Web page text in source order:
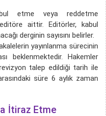
etme veya reddetme
aittir. Editörler, kabul
derginin sayısını belirler.
yayınlanma sürecinin
beklenmektedir. Hakemler
talep edildiği tarih ile
süre 6 aylık zaman
İtiraz Etme